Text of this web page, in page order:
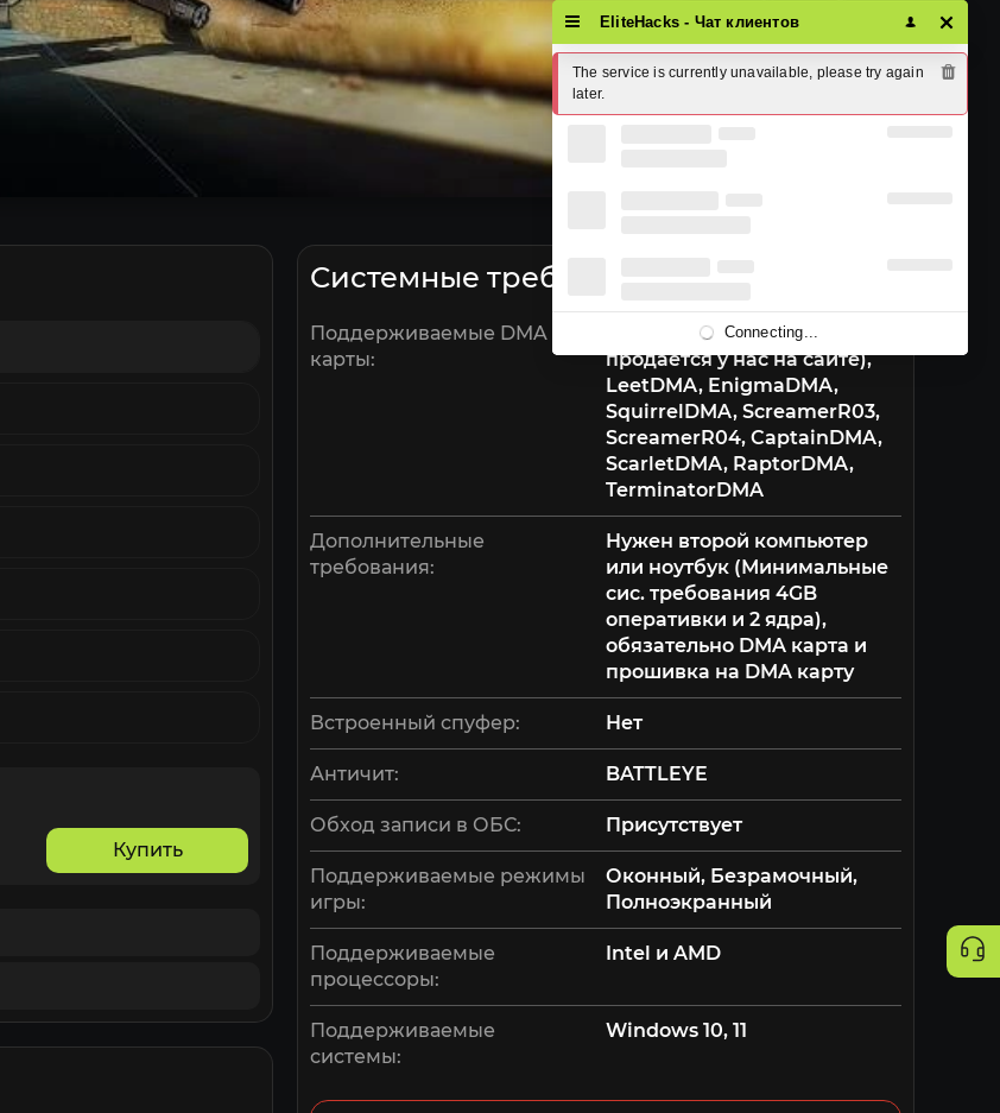
Купить
Системные требования
Поддерживаемые DMA
карты:
StandartDMA (которая
продается у нас на сайте),
LeetDMA, EnigmaDMA,
SquirrelDMA, ScreamerR03,
ScreamerR04, CaptainDMA,
ScarletDMA, RaptorDMA,
TerminatorDMA
Дополнительные
требования:
Нужен второй компьютер
или ноутбук (Минимальные
сис. требования 4GB
оперативки и 2 ядра),
обязательно DMA карта и
прошивка на DMA карту
Встроенный спуфер: Нет
Античит: BATTLEYE
Обход записи в ОБС: Присутствует
Поддерживаемые режимы
игры:
Оконный, Безрамочный,
Полноэкранный
Поддерживаемые
процессоры:
Intel и AMD
Поддерживаемые
системы:
Windows 10, 11
EliteHacks - Чат клиентов
The service is currently unavailable, please try again
later.
Connecting...